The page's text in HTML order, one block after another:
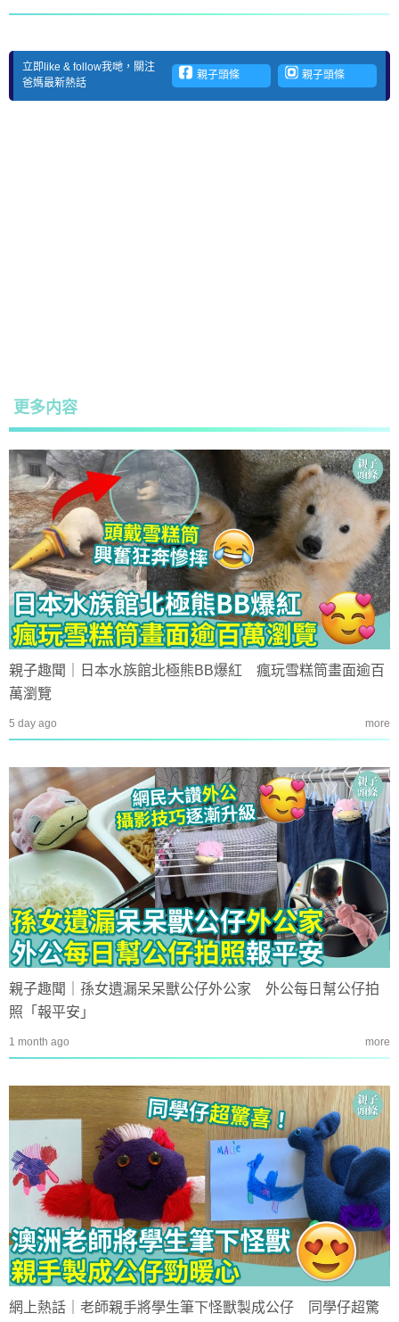
立即like & follow我哋，關注
爸媽最新熱話
親子頭條 親子頭條
更多内容
親子趣聞｜日本水族館北極熊BB爆紅 瘋玩雪糕筒畫面逾百
萬瀏覽
5 day ago more
親子趣聞｜孫女遺漏呆呆獸公仔外公家 外公每日幫公仔拍
照「報平安」
1 month ago more
網上熱話｜老師親手將學生筆下怪獸製成公仔 同學仔超驚